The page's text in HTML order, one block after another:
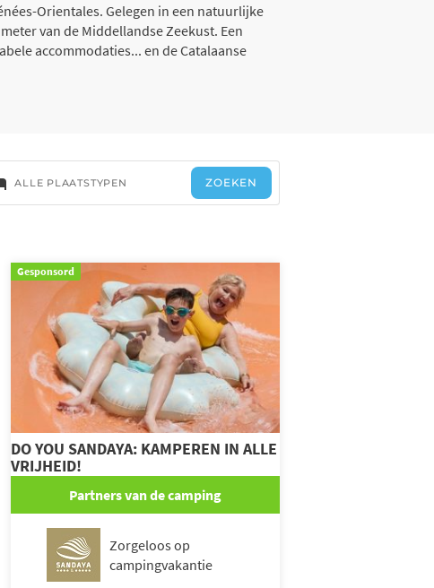
Orientales. Gelegen in een natuurlijke
van de Middellandse Zeekust. Een
accommodaties... en de Catalaanse
Gesponsord
DO YOU SANDAYA: KAMPEREN IN ALLE
VRIJHEID!
Partners van de camping
Zorgeloos op
campingvakantie